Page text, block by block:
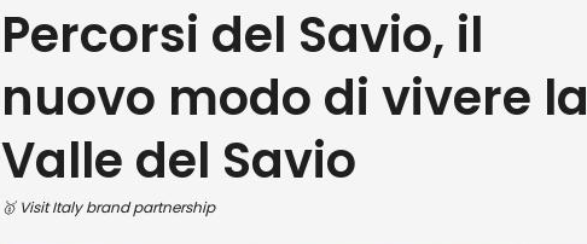
Percorsi del Savio, il
nuovo modo di vivere
Valle del Savio
🥇 Visit Italy brand partnership